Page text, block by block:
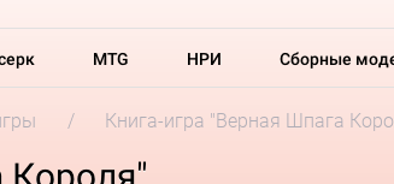
MTG НРИ Сборные
Книга-игра "Верная Шпага